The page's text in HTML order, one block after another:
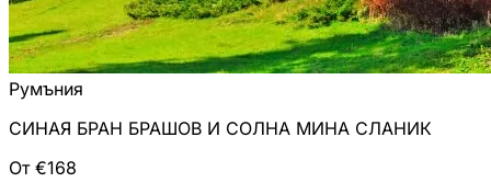
Румъния
СИНАЯ БРАН БРАШОВ И СОЛНА МИНА СЛАНИК
От €168